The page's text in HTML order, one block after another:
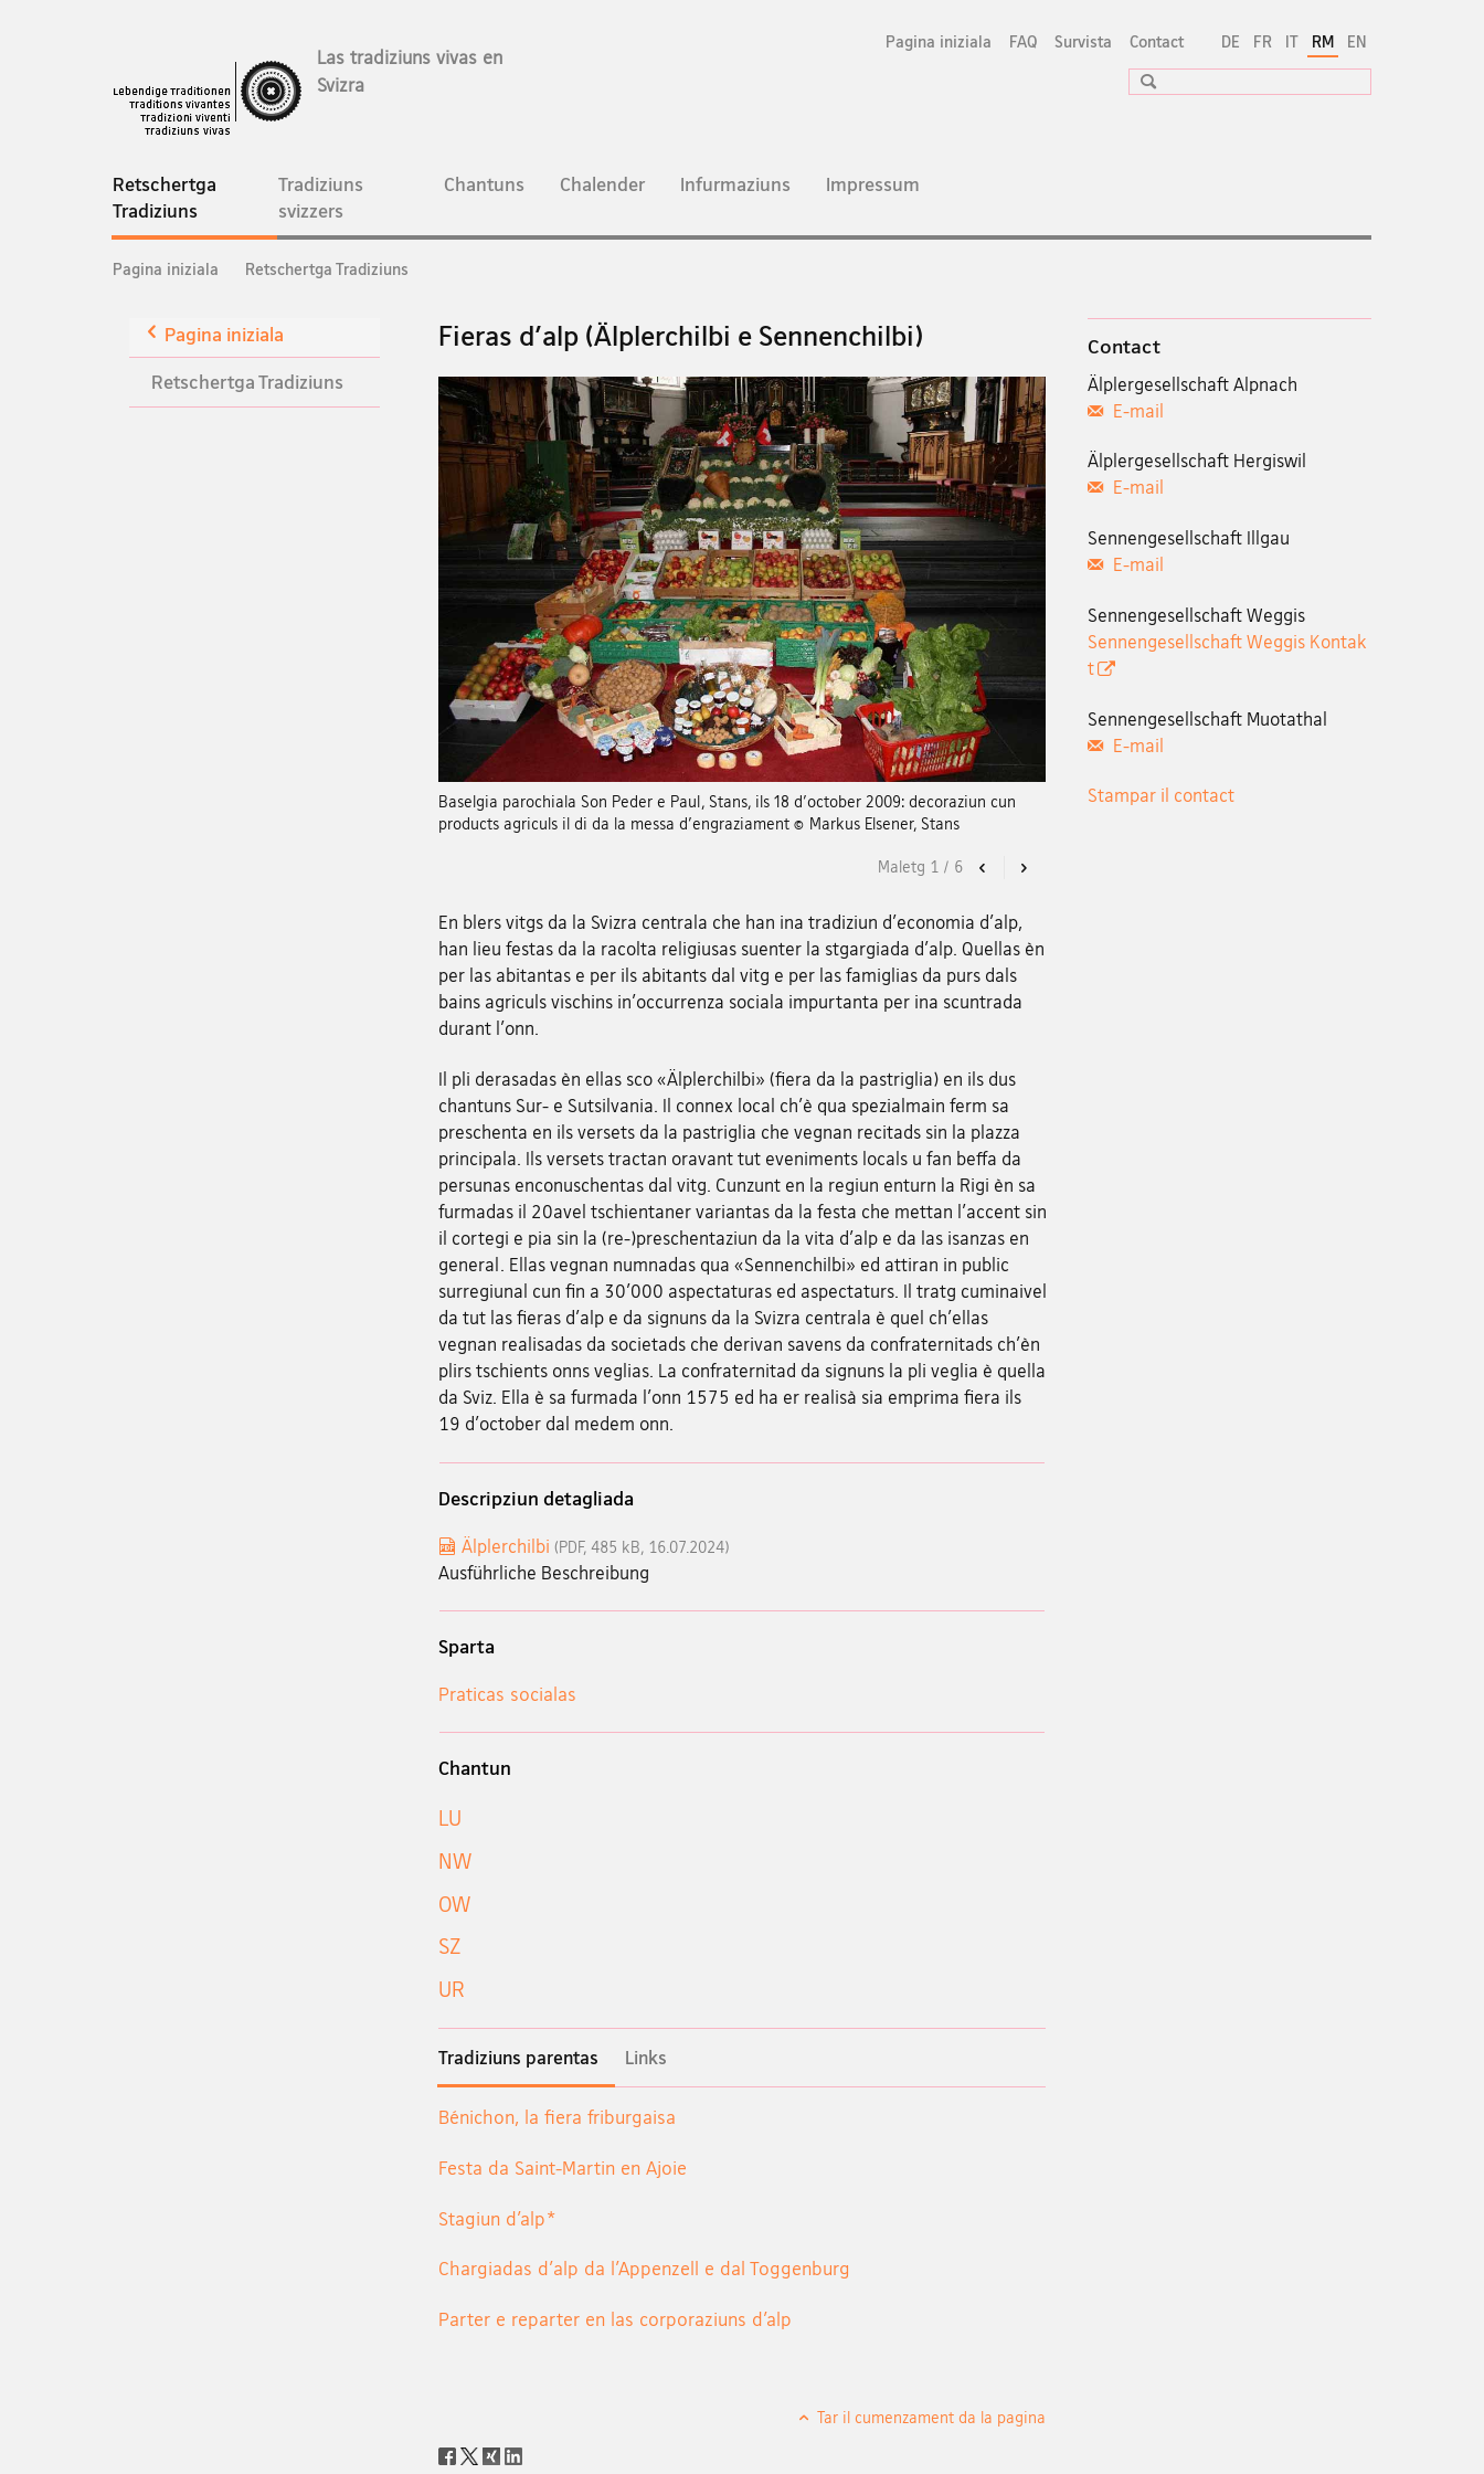
DE FR IT RM EN
Pagina iniziala FAQ Survista Contact
Las tradiziuns vivas en
Svizra
Suche
Hauptnavigation
Retschertga
Tradiziunscurrent
page
Tradiziuns
svizzers
Chantuns Chalender Infurmaziuns Impressum
Breadcrumb
Pagina iniziala Retschertga Tradiziuns
Zurück
Pagina iniziala
Retschertga Tradiziuns
Fieras d'alp (Älplerchilbi e Sennenchilbi)
Baselgia parochiala Son Peder e Paul, Stans, ils 18 d'october 2009: decoraziun cun
products agriculs il di da la messa d'engraziament © Markus Elsener, Stans
Previous
Maletg 1 / 6
En blers vitgs da la Svizra centrala che han ina tradiziun d'economia d'alp,
han lieu festas da la racolta religiusas suenter la stgargiada d'alp. Quellas èn
per las abitantas e per ils abitants dal vitg e per las famiglias da purs dals
bains agriculs vischins in'occurrenza sociala impurtanta per ina scuntrada
durant l'onn.
Il pli derasadas èn ellas sco «Älplerchilbi» (fiera da la pastriglia) en ils dus
chantuns Sur- e Sutsilvania. Il connex local ch'è qua spezialmain ferm sa
preschenta en ils versets da la pastriglia che vegnan recitads sin la plazza
principala. Ils versets tractan oravant tut eveniments locals u fan beffa da
persunas enconuschentas dal vitg. Cunzunt en la regiun enturn la Rigi èn sa
furmadas il 20avel tschientaner variantas da la festa che mettan l'accent sin
il cortegi e pia sin la (re-)preschentaziun da la vita d'alp e da las isanzas en
general. Ellas vegnan numnadas qua «Sennenchilbi» ed attiran in public
surregiunal cun fin a 30'000 aspectaturas ed aspectaturs. Il tratg cuminaivel
da tut las fieras d'alp e da signuns da la Svizra centrala è quel ch'ellas
vegnan realisadas da societads che derivan savens da confraternitads ch'èn
plirs tschients onns veglias. La confraternitad da signuns la pli veglia è quella
da Sviz. Ella è sa furmada l'onn 1575 ed ha er realisà sia emprima fiera ils
19 d'october dal medem onn.
Descripziun detagliada
Älplerchilbi (PDF, 485 kB, 16.07.2024)
Ausführliche Beschreibung
Sparta
Praticas socialas
Chantun
LU
NW
OW
SZ
UR
Tradiziuns parentas Links
Bénichon, la fiera friburgaisa
Festa da Saint-Martin en Ajoie
Stagiun d’alp*
Chargiadas d'alp da l'Appenzell e dal Toggenburg
Parter e reparter en las corporaziuns d’alp
Tar il cumenzament da la pagina
Social
Contact
Älplergesellschaft Alpnach
E-mail
Älplergesellschaft Hergiswil
E-mail
Sennengesellschaft Illgau
E-mail
Sennengesellschaft Weggis
Sennengesellschaft Weggis Kontak
t
Sennengesellschaft Muotathal
E-mail
Stampar il contact